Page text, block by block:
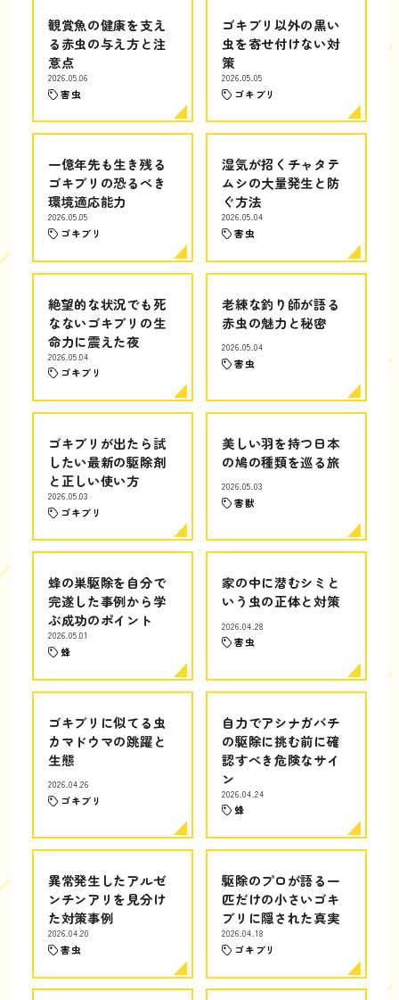
観賞魚の健康を支え
る赤虫の与え方と注
意点
2026.05.06
害虫
ゴキブリ以外の黒い
虫を寄せ付けない対
策
2026.05.05
ゴキブリ
一億年先も生き残る
ゴキブリの恐るべき
環境適応能力
2026.05.05
ゴキブリ
湿気が招くチャタテ
ムシの大量発生と防
ぐ方法
2026.05.04
害虫
絶望的な状況でも死
なないゴキブリの生
命力に震えた夜
2026.05.04
ゴキブリ
老練な釣り師が語る
赤虫の魅力と秘密
2026.05.04
害虫
ゴキブリが出たら試
したい最新の駆除剤
と正しい使い方
2026.05.03
ゴキブリ
美しい羽を持つ日本
の鳩の種類を巡る旅
2026.05.03
害獣
蜂の巣駆除を自分で
完遂した事例から学
ぶ成功のポイント
2026.05.01
蜂
家の中に潜むシミと
いう虫の正体と対策
2026.04.28
害虫
ゴキブリに似てる虫
カマドウマの跳躍と
生態
2026.04.26
ゴキブリ
自力でアシナガバチ
の駆除に挑む前に確
認すべき危険なサイ
ン
2026.04.24
蜂
異常発生したアルゼ
ンチンアリを見分け
た対策事例
2026.04.20
害虫
駆除のプロが語る一
匹だけの小さいゴキ
ブリに隠された真実
2026.04.18
ゴキブリ